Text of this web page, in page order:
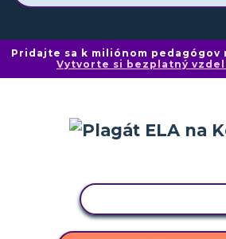
Pridajte sa k miliónom pedagógov
Vytvorte si bezplatný